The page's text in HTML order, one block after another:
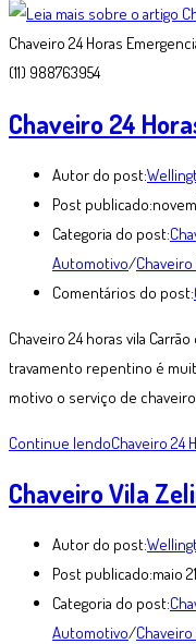
Chaveiro 24 Horas
(11) 988763954
Chaveiro 24
Autor do post:
Post publicado:
Categoria do post:
Automotivo/
Comentários do post:
Chaveiro 24 horas vila
travamento repentino é
motivo o serviço de
Continue lendoChaveiro 24
Chaveiro Vila
Autor do post:
Post publicado:maio
Categoria do post:
Automotivo/